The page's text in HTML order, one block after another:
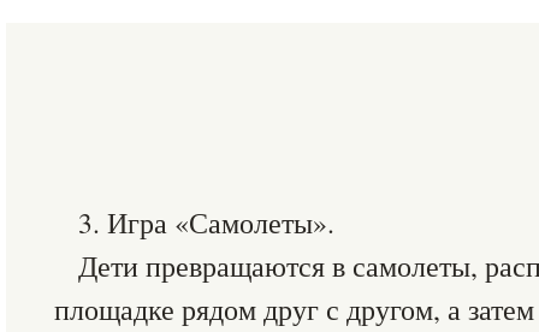
3. Игра «Самолеты».
Дети превращаются в самолеты,
площадке рядом друг с другом, а